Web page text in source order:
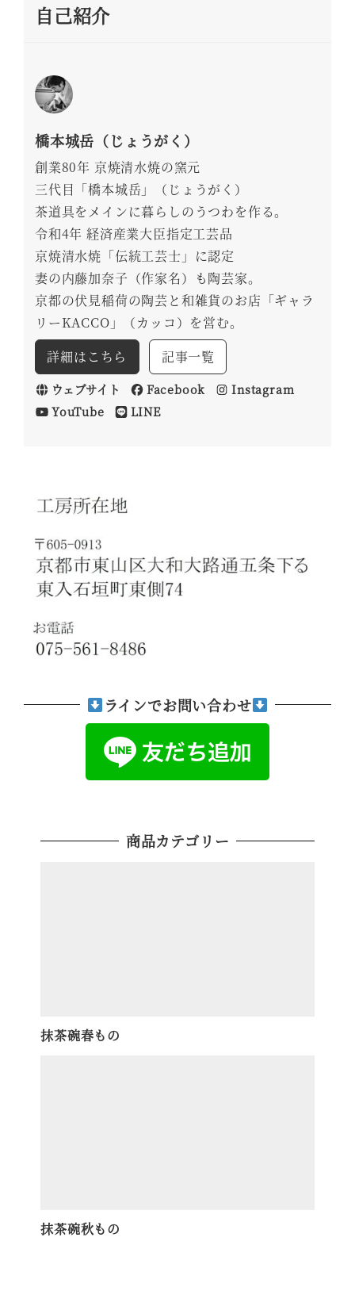
自己紹介
橋本城岳（じょうがく）
創業80年 京焼清水焼の窯元
三代目「橋本城岳」（じょうがく）
茶道具をメインに暮らしのうつわを作る。
令和4年 経済産業大臣指定工芸品
京焼清水焼「伝統工芸士」に認定
妻の内藤加奈子（作家名）も陶芸家。
京都の伏見稲荷の陶芸と和雑貨のお店「ギャラ
リーKACCO」（カッコ）を営む。
詳細はこちら
記事一覧
ウェブサイト Facebook
Instagram
YouTube
LINE
ラインでお問い合わせ
商品カテゴリー
抹茶碗春もの
抹茶碗秋もの